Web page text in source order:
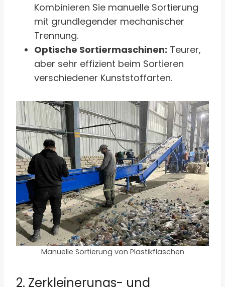
Kombinieren Sie manuelle Sortierung
mit grundlegender mechanischer
Trennung.
Optische Sortiermaschinen: Teurer,
aber sehr effizient beim Sortieren
verschiedener Kunststoffarten.
Manuelle Sortierung von Plastikflaschen
2. Zerkleinerungs- und